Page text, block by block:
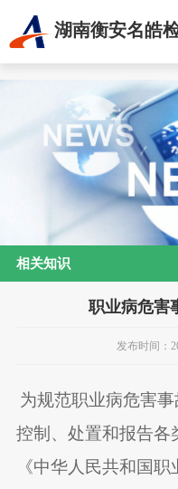
湖南衡安名皓
相关知识
职业病危害
发布时间：
为规范职业病危害
控制、处置和报告各
《中华人民共和国